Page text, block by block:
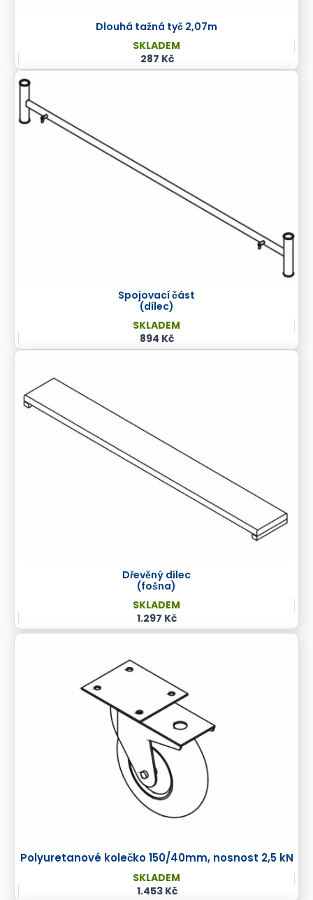
Dlouhá tažná tyč 2,07m
SKLADEM
287 Kč
Spojovací část
(dílec)
SKLADEM
894 Kč
Dřevěný dílec
(fošna)
SKLADEM
1.297 Kč
Polyuretanové kolečko 150/40mm, nosnost 2,5 kN
SKLADEM
1.453 Kč